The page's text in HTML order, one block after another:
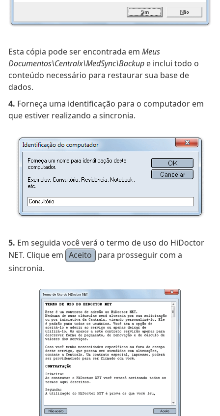
Esta cópia pode ser encontrada em Meus
Documentos\Centralx\MedSync\Backup e inclui todo o
conteúdo necessário para restaurar sua base de
dados.
4. Forneça uma identificação para o computador em
que estiver realizando a sincronia.
5. Em seguida você verá o termo de uso do HiDoctor
NET. Clique em Aceito
para prosseguir com a
sincronia.